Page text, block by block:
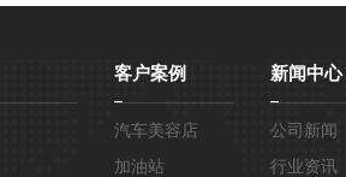
客户案例
汽车美容店
加油站
新闻中心
公司新闻
行业资讯